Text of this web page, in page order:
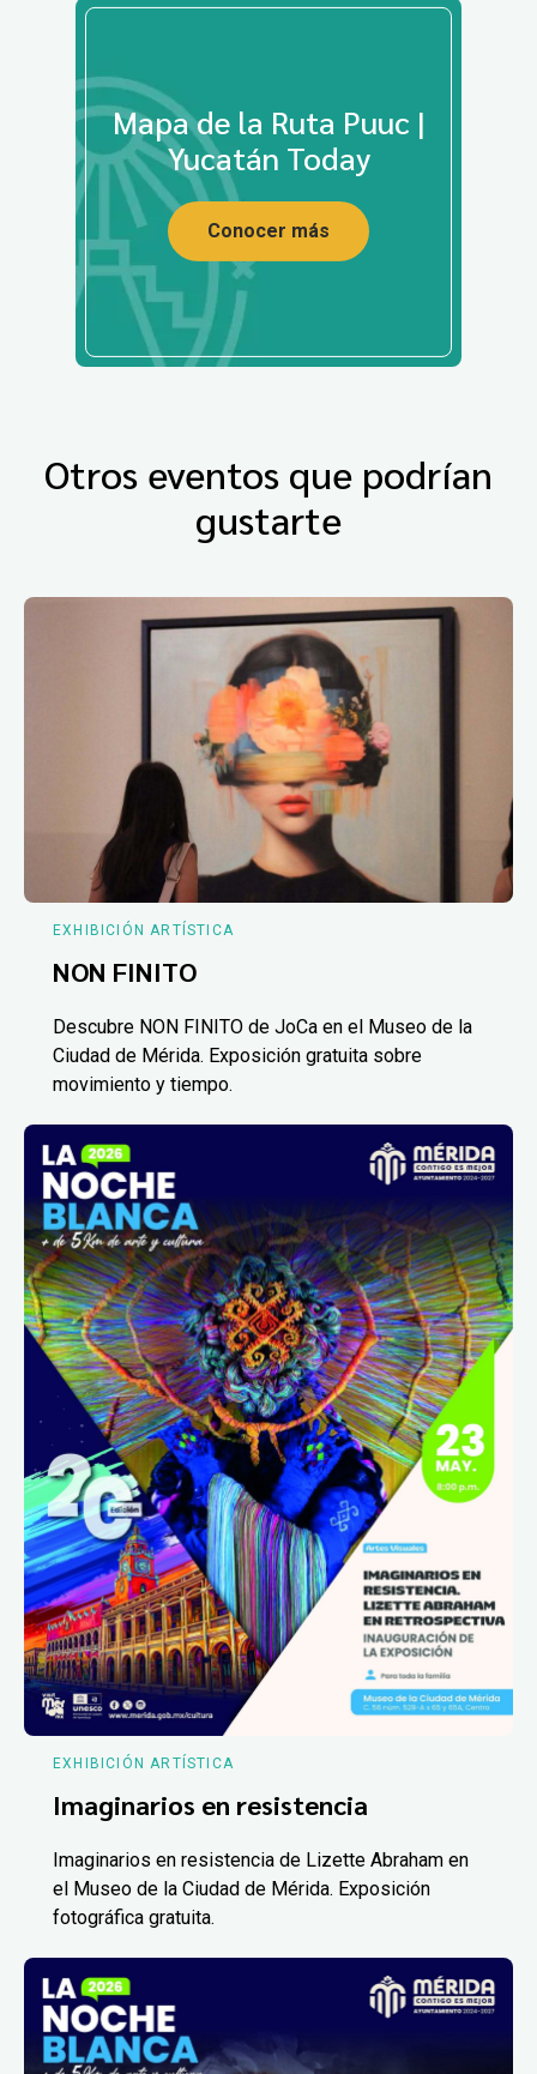
Mapa de la Ruta Puuc |
Yucatán Today
Conocer más
Otros eventos que podrían
gustarte
EXHIBICIÓN ARTÍSTICA
NON FINITO
Descubre NON FINITO de JoCa en el Museo de la
Ciudad de Mérida. Exposición gratuita sobre
movimiento y tiempo.
EXHIBICIÓN ARTÍSTICA
Imaginarios en resistencia
Imaginarios en resistencia de Lizette Abraham en
el Museo de la Ciudad de Mérida. Exposición
fotográfica gratuita.